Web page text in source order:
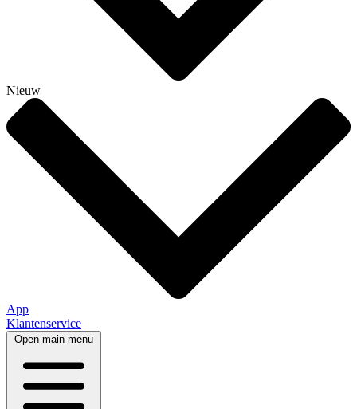
Nieuw
App
Klantenservice
Open main menu